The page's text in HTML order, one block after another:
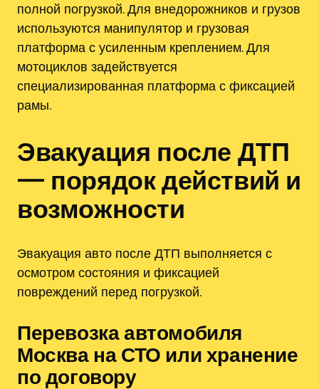
полной погрузкой. Для внедорожников и грузов
используются манипулятор и грузовая
платформа с усиленным креплением. Для
мотоциклов задействуется
специализированная платформа с фиксацией
рамы.
Эвакуация после ДТП
— порядок действий и
возможности
Эвакуация авто после ДТП выполняется с
осмотром состояния и фиксацией
повреждений перед погрузкой.
Перевозка автомобиля
Москва на СТО или хранение
по договору